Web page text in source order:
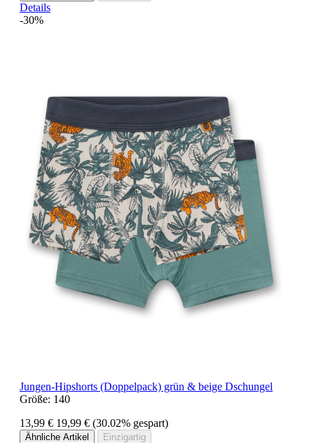
Details
-30%
Jungen-Hipshorts (Doppelpack) grün & beige Dschungel
Größe: 140
13,99 € 19,99 € (30.02% gespart)
Ähnliche Artikel Einzigartig